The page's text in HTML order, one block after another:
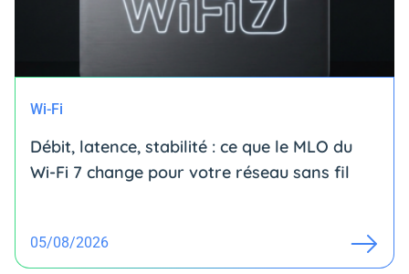
Wi-Fi
Débit, latence, stabilité : ce que le MLO du
Wi-Fi 7 change pour votre réseau sans fil
05/08/2026